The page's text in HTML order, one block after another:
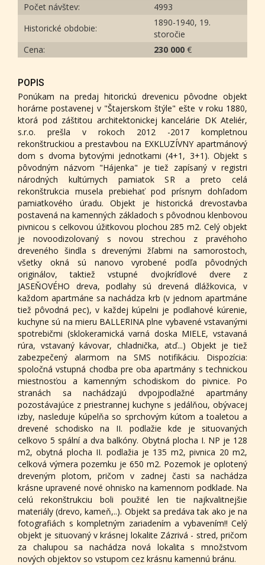
Počet návštev:
4993
Historické obdobie:
1890-1940, 19.
storočie
Cena:
230 000 €
POPIS
Ponúkam na predaj hitorickú drevenicu pôvodne objekt
horárne postavenej v "Štajerskom štýle" ešte v roku 1880,
ktorá pod záštitou architektonickej kancelárie DK Ateliér,
s.r.o. prešla v rokoch 2012 -2017 kompletnou
rekonštruckiou a prestavbou na EXKLUZÍVNY apartmánový
dom s dvoma bytovými jednotkami (4+1, 3+1). Objekt s
pôvodným názvom "Hájenka" je tiež zapísaný v registri
národných kultúrnych pamiatok SR a preto celá
rekonštrukcia musela prebiehať pod prísnym dohľadom
pamiatkového úradu. Objekt je historická drevostavba
postavená na kamenných základoch s pôvodnou klenbovou
pivnicou s celkovou úžitkovou plochou 285 m2. Celý objekt
je novoodizolovaný s novou strechou z pravéhoho
dreveného šindla s drevenými žľabmi na samorostoch,
všetky okná sú nanovo vyrobené podľa pôvodných
originálov, taktiež vstupné dvojkrídlové dvere z
JASEŇOVÉHO dreva, podlahy sú drevená dlážkovica, v
každom apartmáne sa nachádza krb (v jednom apartmáne
tiež pôvodná pec), v každej kúpelni je podlahové kúrenie,
kuchyne sú na mieru BALLERINA plne vybavené vstavanými
spotrebičmi (sklokeramická varná doska MIELE, vstavaná
rúra, vstavaný kávovar, chladnička, atď...) Objekt je tiež
zabezpečený alarmom na SMS notifikáciu. Dispozícia:
spoločná vstupná chodba pre oba apartmány s technickou
miestnosťou a kamenným schodiskom do pivnice. Po
stranách sa nachádzajú dvpojpodlažné apartmány
pozostávajúce z priestrannej kuchyne s jedálňou, obývacej
izby, nasleduje kúpelňa so sprchovým kútom a toaletou a
drevené schodisko na II. podlažie kde je situovaných
celkovo 5 spální a dva balkóny. Obytná plocha I. NP je 128
m2, obytná plocha II. podlažia je 135 m2, pivnica 20 m2,
celková výmera pozemku je 650 m2. Pozemok je oplotený
dreveným plotom, pričom v zadnej časti sa nachádza
krásne upravené nové ohnisko na kamennom podklade. Na
celú rekonštrukciu boli použité len tie najkvalitnejšie
materiály (drevo, kameň,..). Objekt sa predáva tak ako je na
fotografiách s kompletným zariadením a vybavením!! Celý
objekt je situovaný v krásnej lokalite Zázrivá - stred, pričom
za chalupou sa nachádza nová lokalita s množstvom
nových objektov so vstupom cez krásnu kamennú bránu.